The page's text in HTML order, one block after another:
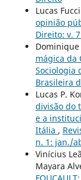
Lucas
opinião
Direito: v.
mágica da
Sociologia
Brasileira
Lucas P.
divisão do
e a
Itália ,
n. 1: jan./
Vinícius
Mayara